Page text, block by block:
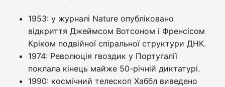
1953: у журналі Nature опубліковано
відкриття Джеймсом Вотсоном і Френсісом
Кріком подвійної спіральної структури ДНК.
1974: Революція гвоздик у Португалії
поклала кінець майже 50-річній диктатурі.
1990: космічний телескоп Хаббл виведено